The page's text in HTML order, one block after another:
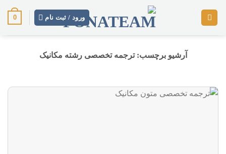
ورود / ثبت نام 0
آرشیو برچسب:ترجمه تخصصی رشته مکانیک